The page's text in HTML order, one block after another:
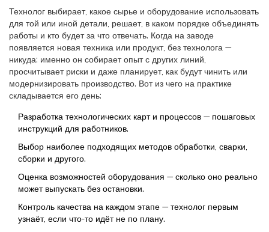
Технолог выбирает, какое сырье и оборудование использовать
для той или иной детали, решает, в каком порядке объединять
работы и кто будет за что отвечать. Когда на заводе
появляется новая техника или продукт, без технолога —
никуда: именно он собирает опыт с других линий,
просчитывает риски и даже планирует, как будут чинить или
модернизировать производство. Вот из чего на практике
складывается его день:
Разработка технологических карт и процессов — пошаговых
инструкций для работников.
Выбор наиболее подходящих методов обработки, сварки,
сборки и другого.
Оценка возможностей оборудования — сколько оно реально
может выпускать без остановки.
Контроль качества на каждом этапе — технолог первым
узнаёт, если что-то идёт не по плану.